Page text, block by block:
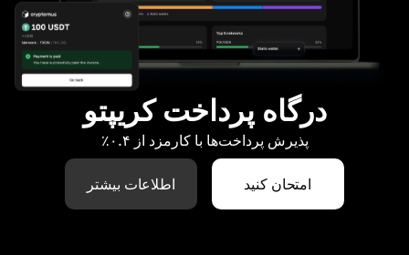
درگاه پرداخت کریپتو
پذیرش پرداخت‌ها با کارمزد از ۰.۴٪
امتحان کنید اطلاعات بیشتر